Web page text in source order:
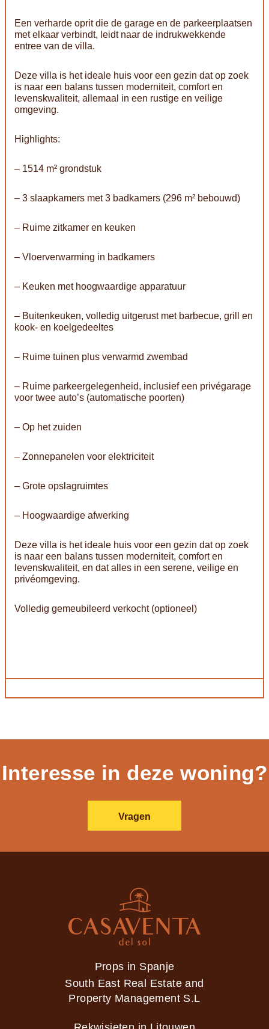
Een verharde oprit die de garage en de parkeerplaatsen
met elkaar verbindt, leidt naar de indrukwekkende
entree van de villa.
Deze villa is het ideale huis voor een gezin dat op zoek
is naar een balans tussen moderniteit, comfort en
levenskwaliteit, allemaal in een rustige en veilige
omgeving.
Highlights:
– 1514 m² grondstuk
– 3 slaapkamers met 3 badkamers (296 m² bebouwd)
– Ruime zitkamer en keuken
– Vloerverwarming in badkamers
– Keuken met hoogwaardige apparatuur
– Buitenkeuken, volledig uitgerust met barbecue, grill en
kook- en koelgedeeltes
– Ruime tuinen plus verwarmd zwembad
– Ruime parkeergelegenheid, inclusief een privégarage
voor twee auto’s (automatische poorten)
– Op het zuiden
– Zonnepanelen voor elektriciteit
– Grote opslagruimtes
– Hoogwaardige afwerking
Deze villa is het ideale huis voor een gezin dat op zoek
is naar een balans tussen moderniteit, comfort en
levenskwaliteit, en dat alles in een serene, veilige en
privéomgeving.
Volledig gemeubileerd verkocht (optioneel)
Interesse in deze woning?
Vragen
Props in Spanje
South East Real Estate and
Property Management S.L